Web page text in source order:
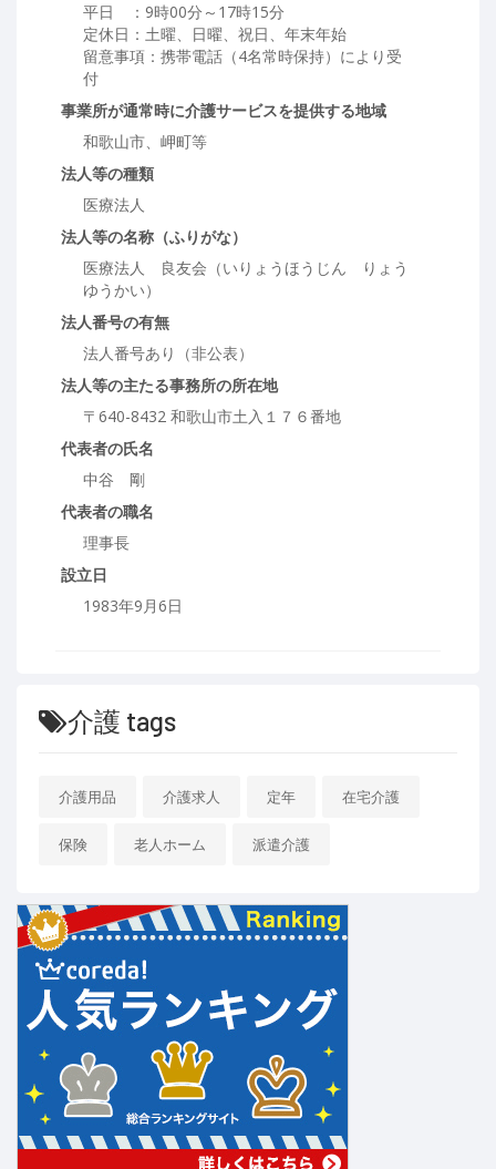
平日 ：9時00分～17時15分
定休日：土曜、日曜、祝日、年末年始
留意事項：携帯電話（4名常時保持）により受
付
事業所が通常時に介護サービスを提供する地域
和歌山市、岬町等
法人等の種類
医療法人
法人等の名称（ふりがな）
医療法人 良友会（いりょうほうじん りょう
ゆうかい）
法人番号の有無
法人番号あり（非公表）
法人等の主たる事務所の所在地
〒640-8432 和歌山市土入１７６番地
代表者の氏名
中谷 剛
代表者の職名
理事長
設立日
1983年9月6日
介護 tags
介護用品 介護求人 定年 在宅介護
保険 老人ホーム 派遣介護